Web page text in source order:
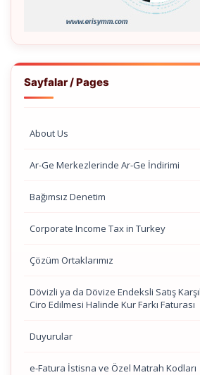
Sayfalar / Pages
About Us
Ar-Ge Merkezlerinde Ar-Ge İndirimi
Bağımsız Denetim
Corporate Income Tax in Turkey
Çözüm Ortaklarımız
Dövizli ya da Dövize Endeksli Satış
Ciro Edilmesi Halinde Kur Farkı Faturası
Duyurular
e-Fatura İstisna ve Özel Matrah Kodları